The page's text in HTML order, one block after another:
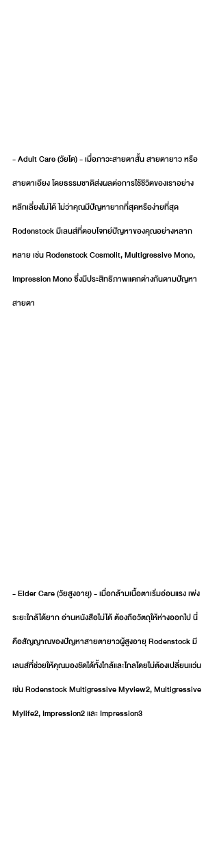
- Adult Care (วัยโต) - เมื่อภาวะสายตาสั้น สายตายาว หรือ
สายตาเอียง โดยธรรมชาติส่งผลต่อการใช้ชีวิตของเราอย่าง
หลีกเลี่ยงไม่ได้ ไม่ว่าคุณมีปัญหายากที่สุดหรือง่ายที่สุด
Rodenstock มีเลนส์ที่ตอบโจทย์ปัญหาของคุณอย่างหลาก
หลาย เช่น Rodenstock Cosmolit, Multigressive Mono,
Impression Mono ซึ่งมีประสิทธิภาพแตกต่างกันตามปัญหา
สายตา
- Elder Care (วัยสูงอายุ) - เมื่อกล้ามเนื้อตาเริ่มอ่อนแรง เพ่ง
ระยะใกล้ได้ยาก อ่านหนังสือไม่ได้ ต้องถือวัตถุให้ห่างออกไป นี่
คือสัญญาณของปัญหาสายตายาวผู้สูงอายุ Rodenstock มี
เลนส์ที่ช่วยให้คุณมองชัดได้ทั้งใกล้และไกลโดยไม่ต้องเปลี่ยนแว่น
เช่น Rodenstock Multigressive Myview2, Multigressive
Mylife2, Impression2 และ Impression3